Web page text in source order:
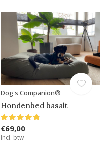
Dog's Companion®
Hondenbed basalt
€69,00
Incl. btw